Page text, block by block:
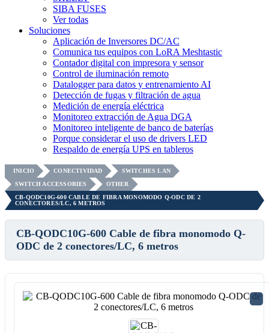
SIBA FUSES
Ver todas
Soluciones
Aplicación de Inversores DC/AC
Comunica tus equipos con LoRA Meshtastic
Contador digital con impresora y sensor
Control de iluminación remoto
Datalogger para datos y entrenamiento AI
Detección de fugas y filtración de agua
Medición de energía eléctrica
Monitoreo extracción de Agua DGA
Monitoreo inteligente de banco de baterías
Porque considerar el uso de drivers LED
Respaldo de energía UPS en tableros
INICIO CONECTIVIDAD
SWITCHES LAN
SWITCH ACCESSORIES
OTHER
CB-QODC10G-600 CABLE DE FIBRA MONOMODO Q-ODC DE 2
CONECTORES/LC, 6 METROS
CB-QODC10G-600 Cable de fibra monomodo Q-
ODC de 2 conectores/LC, 6 metros